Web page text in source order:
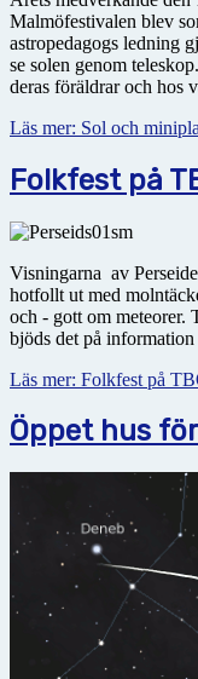
Malmöfestivalen blev
astropedagogs ledning
se solen genom
deras föräldrar och hos
Läs mer: Sol och
Folkfest på
Visningarna av
hotfollt ut med
och - gott om meteorer.
bjöds det på
Läs mer: Folkfest på
Öppet hus